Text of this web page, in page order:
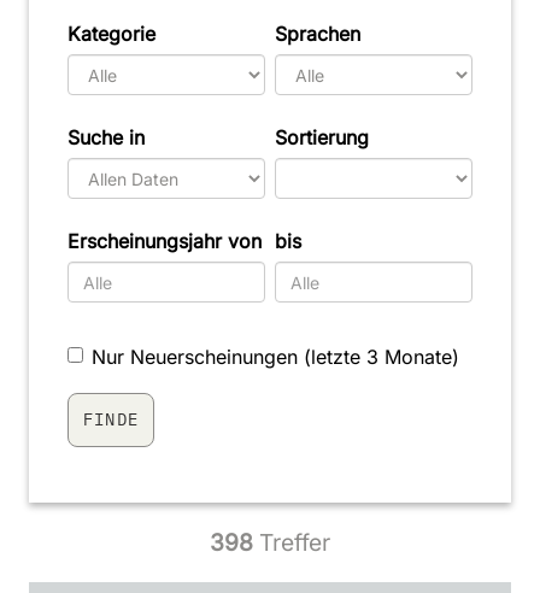
Kategorie Sprachen
Suche in
Erscheinungsjahr von bis
Sortierung
Nur Neuerscheinungen (letzte 3 Monate)
398 Treffer